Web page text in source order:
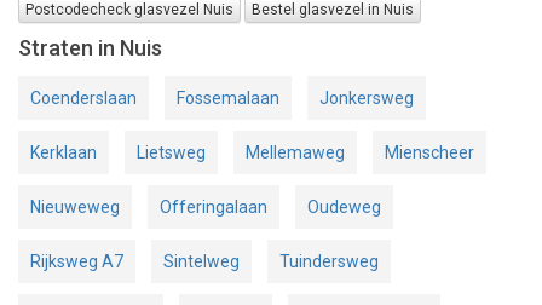
Postcodecheck glasvezel Nuis
Bestel glasvezel in Nuis
Straten in Nuis
Coenderslaan Fossemalaan Jonkersweg
Kerklaan Lietsweg Mellemaweg Mienscheer
Nieuweweg Offeringalaan Oudeweg
Rijksweg A7 Sintelweg Tuindersweg